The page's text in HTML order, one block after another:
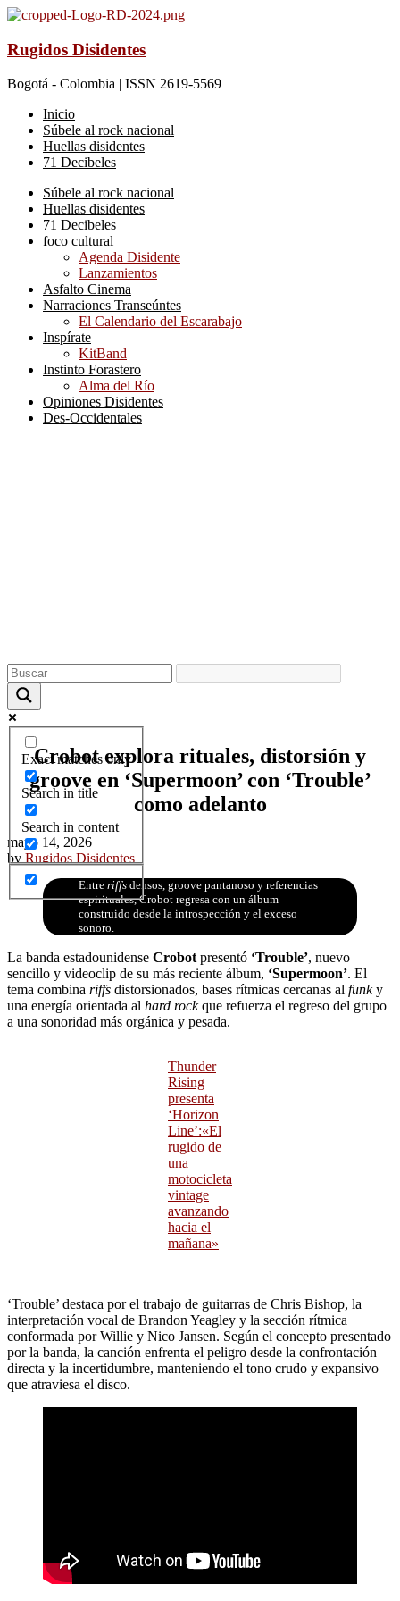
Rugidos Disidentes
Bogotá - Colombia | ISSN 2619-5569
Inicio
Súbele al rock nacional
Huellas disidentes
71 Decibeles
Súbele al rock nacional
Huellas disidentes
71 Decibeles
foco cultural
Agenda Disidente
Lanzamientos
Asfalto Cinema
Narraciones Transeúntes
El Calendario del Escarabajo
Inspírate
KitBand
Instinto Forastero
Alma del Río
Opiniones Disidentes
Des-Occidentales
Exact matches only
Search in title
Search in content
Crobot explora rituales, distorsión y
groove en ‘Supermoon’ con ‘Trouble’
como adelanto
mayo 14, 2026
by Rugidos Disidentes
Entre riffs densos, groove pantanoso y referencias
espirituales, Crobot regresa con un álbum
construido desde la introspección y el exceso
sonoro.
La banda estadounidense Crobot presentó ‘Trouble’, nuevo
sencillo y videoclip de su más reciente álbum, ‘Supermoon’. El
tema combina riffs distorsionados, bases rítmicas cercanas al funky
una energía orientada al hard rockque refuerza el regreso del grupo
a una sonoridad más orgánica y pesada.
Thunder
Rising
presenta
‘Horizon
Line’:«El
rugido de
una
motocicleta
vintage
avanzando
hacia el
mañana»
‘Trouble’ destaca por el trabajo de guitarras de Chris Bishop, la
interpretación vocal de Brandon Yeagley y la sección rítmica
conformada por Willie y Nico Jansen. Según el concepto presentado
por la banda, la canción enfrenta el peligro desde la confrontación
directa y la incertidumbre, manteniendo el tono crudo y expansivo
que atraviesa el disco.